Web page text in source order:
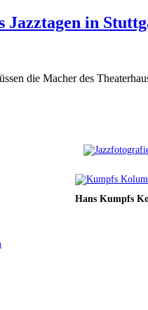
Jazztagen in
die Macher des
Hans Kumpfs